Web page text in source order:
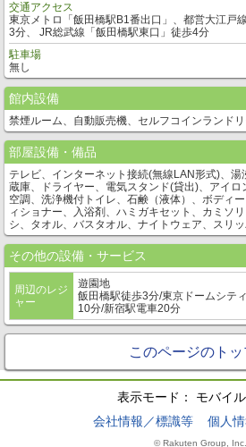
交通アクセス
東京メトロ「飯田橋駅B1番出口」、都営大江戸
3分、 JR総武線「飯田橋駅東口」徒歩4分
駐車場
無し
館内設備
禁煙ルーム、自動販売機、セルフコインランド
部屋設備・備品
テレビ、インターネット接続(無線LAN形式)、
蔵庫、ドライヤー、電気スタンド(貸出)、アイロ
空調、洗浄機付トイレ、石鹸（液体）、ボディ
ィショナー、入浴剤、ハミガキセット、カミソ
シ、タオル、バスタオル、ナイトウェア、スリ
その他の設備・サービス
周辺のレジ
ャー
遊園地
飯田橋駅徒歩3分/東京ドームシテ
10分/新宿駅電車20分
このページのト
表示モード： モバイル
会社情報／標識等
個人
© Rakuten Group, Inc.